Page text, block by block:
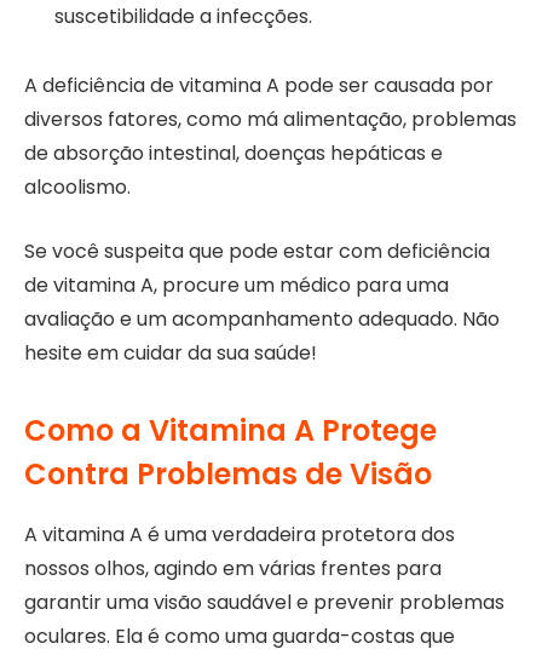
suscetibilidade a infecções.
A deficiência de vitamina A pode ser causada por
diversos fatores, como má alimentação, problemas
de absorção intestinal, doenças hepáticas e
alcoolismo.
Se você suspeita que pode estar com deficiência
de vitamina A, procure um médico para uma
avaliação e um acompanhamento adequado. Não
hesite em cuidar da sua saúde!
Como a Vitamina A Protege
Contra Problemas de Visão
A vitamina A é uma verdadeira protetora dos
nossos olhos, agindo em várias frentes para
garantir uma visão saudável e prevenir problemas
oculares. Ela é como uma guarda-costas que